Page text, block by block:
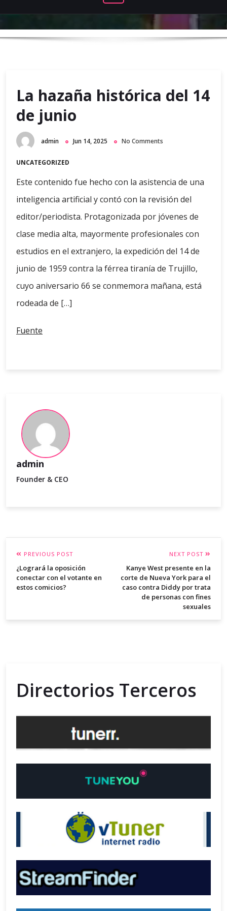
La hazaña histórica del 14
de junio
admin Jun 14, 2025 No Comments
UNCATEGORIZED
Este contenido fue hecho con la asistencia de una
inteligencia artificial y contó con la revisión del
editor/periodista. Protagonizada por jóvenes de
clase media alta, mayormente profesionales con
estudios en el extranjero, la expedición del 14 de
junio de 1959 contra la férrea tiranía de Trujillo,
cuyo aniversario 66 se conmemora mañana, está
rodeada de […]
Fuente
admin
Founder & CEO
PREVIOUS POST
¿Logrará la oposición
conectar con el votante en
estos comicios?
NEXT POST
Kanye West presente en la
corte de Nueva York para el
caso contra Diddy por trata
de personas con fines
sexuales
Directorios Terceros